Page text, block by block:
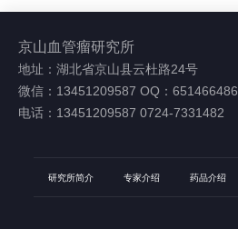
京山血管瘤研究所
地址：湖北省京山县云杜路24号
微信：13451209587 OQ：651466486
电话：13451209587 0724-7331482
研究所简介 专家介绍 药品介绍